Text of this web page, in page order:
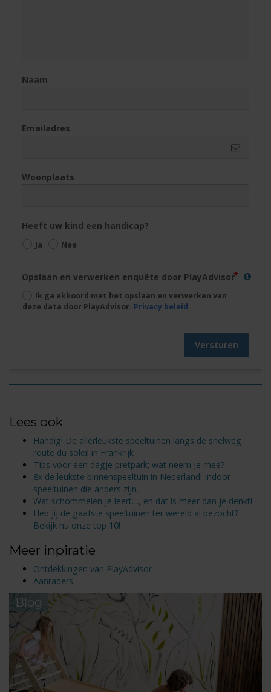
Naam
Emailadres
Woonplaats
Heeft uw kind een handicap?
Ja Nee
Opslaan en verwerken enquête door PlayAdvisor
Ik ga akkoord met het opslaan en verwerken van
deze data door PlayAdvisor. Privacy beleid
Versturen
Lees ook
Handig! De allerleukste speeltuinen langs de snelweg
route du soleil in Frankrijk
Tips voor een dagje pretpark; wat neem je mee?
8x de leukste binnenspeeltuin in Nederland! Indoor
speeltuinen die anders zijn.
Wat schommelen je leert…, en dat is meer dan je denkt!
Heb jij de gaafste speeltuinen ter wereld al bezocht?
Bekijk nu onze top 10!
Meer inpiratie
Ontdekkingen van PlayAdvisor
Aanraders
Blog